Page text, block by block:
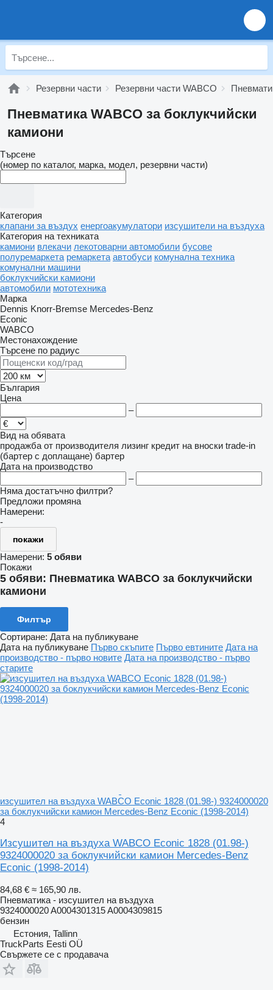
Резервни части Резервни части WABCO
Пневматика WABCO за боклукчийски
камиони
Търсене
(номер по каталог, марка, модел, резервни части)
Категория
клапани за въздух енергоакумулатори изсушители на въздуха
Категория на техниката
камиони влекачи лекотоварни автомобили бусове
полуремаркета ремаркета автобуси комунална техника
комунални машини
боклукчийски камиони
автомобили мототехника
Марка
Dennis Knorr-Bremse Mercedes-Benz
Econic
WABCO
Местонахождение
Търсене по радиус
България
Цена
–
Вид на обявата
продажба от производителя лизинг кредит на вноски trade-in
(бартер с доплащане) бартер
Дата на производство
–
Няма достатъчно филтри?
Предложи промяна
Намерени:
-
покажи
Намерени: 5 обяви
Покажи
5 обяви: Пневматика WABCO за боклукчийски
камиони
Филтър
Сортиране: Дата на публикуване
Дата на публикуване Първо скъпите Първо евтините Дата на
производство - първо новите Дата на производство - първо
старите
изсушител на въздуха WABCO Econic 1828 (01.98-) 9324000020
за боклукчийски камион Mercedes-Benz Econic (1998-2014)
4
Изсушител на въздуха WABCO Econic 1828 (01.98-)
9324000020 за боклукчийски камион Mercedes-Benz
Econic (1998-2014)
84,68 € ≈ 165,90 лв.
Пневматика - изсушител на въздуха
9324000020 A0004301315 A0004309815
бензин
Естония, Tallinn
TruckParts Eesti OÜ
Свържете се с продавача